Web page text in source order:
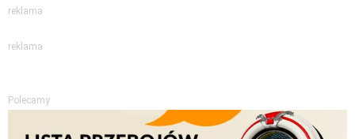
reklama
reklama
Polecamy